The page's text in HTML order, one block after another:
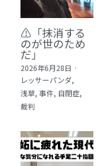
8 アジア・
🎬Dramas(
映画)
⚠️「抹消する
のが世のため
だ」​
2026年6月28日 ·
レッサーパンダ,
浅草, 事件, 自閉症,
裁判